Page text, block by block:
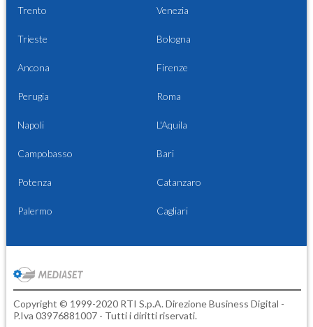
Trento Venezia
Trieste Bologna
Ancona Firenze
Perugia Roma
Napoli L'Aquila
Campobasso Bari
Potenza Catanzaro
Palermo Cagliari
Copyright © 1999-2020 RTI S.p.A. Direzione Business Digital -
P.Iva 03976881007 - Tutti i diritti riservati.